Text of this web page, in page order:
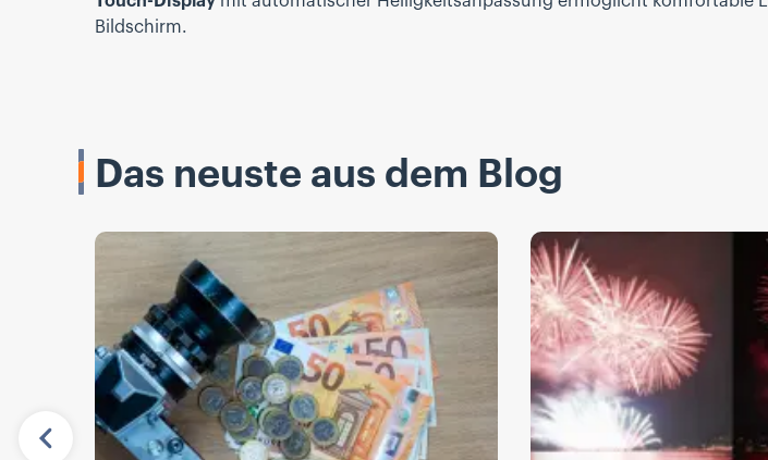
Bildschirm.
Das neuste aus dem Blog
Vorherige